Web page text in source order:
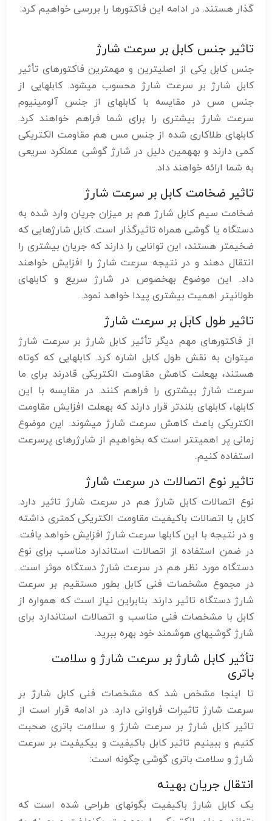
گذار هستند. در ادامه این فاکتورها را بررسی خواهیم کرد:
تاثیر جنس کابل بر سرعت شارژ
جنس کابل یکی از اصلیترین و مهمترین فاکتورهای تأثیر
کابل شارژ بر سرعت شارژ محسوب میشود. کابلهایی از
جنس مس در مقایسه با کابلهای از جنس آلومینیوم
سرعت شارژ بیشتری را برای شما فراهم خواهند کرد.
کابلهای طلاکاری شده از جنس مس هم مقاومت الکتریکی
کمی دارند و بههمین دلیل در شارژ گوشی عملکرد سریعی
به شما ارائه خواهند داد.
تاثیر ضخامت کابل بر سرعت شارژ
ضخامت سیم کابل شارژ هم بر میزان جریان وارد شده به
دستگاه یا گوشی همراه تاثیرگذار است. کابل شارژهایی که
ضخیمتر هستند، این توانایی را دارند که جریان بیشتری را
انتقال دهند و در نتیجه سرعت شارژ را افزایش خواهند
داد. این موضوع بهخصوص در شارژ سریع و کابلهای
طولانیتر اهمیت بیشتری پیدا خواهد نمود.
تاثیر طول کابل بر سرعت شارژ
از فاکتورهای مهم دیگر تأثیر کابل شارژ بر سرعت شارژ
میتوان به نقش طول کابل اشاره کرد. کابلهایی که کوتاه
هستند، بهعلت کاهش مقاومت الکتریکی قادرند برای ما
سرعت شارژ بیشتری را فراهم کنند. در مقایسه با این
کابلها، کابلهای بلندتر قرار دارند که بهعلت افزایش مقاومت
الکتریکی باعث کاهش سرعت شارژ میشوند. این موضوع
زمانی پر اهمیتتر است که بخواهیم از شارژرهای پرسرعت
استفاده کنیم.
تاثیر نوع اتصالات در سرعت شارژ
نوع اتصالات کابل شارژ هم در سرعت شارژ تاثیر دارد.
کابل با اتصالات باکیفیت مقاومت الکتریکی کمتری داشته
و در نتیجه با این کابلها سرعت شارژ افزایش خواهد یافت.
در ضمن استفاده از اتصالات استاندارد مناسب برای نوع
دستگاه مورد نظر هم در سرعت شارژ دستگاه موثر است.
در مجموع مشخصات فنی کابل بطور مستقیم بر سرعت
شارژ دستگاه تاثیر دارند. بنابراین نیاز است که همواره از
کابل با مشخصات فنی مناسب و اتصالات استاندارد برای
شارژ گوشیهای هوشمند خود بهره ببرید.
تأثیر کابل شارژ بر سرعت شارژ و سلامت
باتری
تا اینجا مشخص شد که مشخصات فنی کابل شارژ بر
سرعت شارژ تاثیرات فراوانی دارد. در ادامه قرار است از
تاثیر کابل شارژ بر سرعت شارژ و سلامت باتری صحبت
کنیم و ببینیم تاثیر کابل باکیفیت و بیکیفیت بر سرعت
شارژ و سلامت باتری گوشی چگونه است:
انتقال جریان بهینه
یک کابل شارژ باکیفیت بگونهای طراحی شده است که